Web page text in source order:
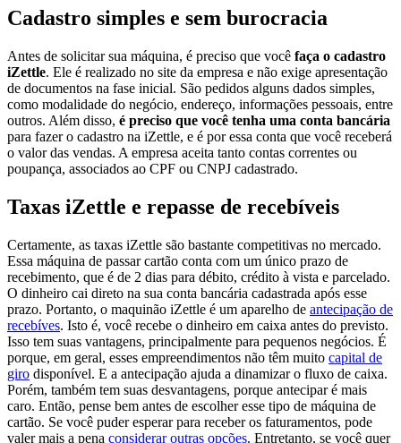
Cadastro simples e sem burocracia
Antes de solicitar sua máquina, é preciso que você faça o cadastro
iZettle. Ele é realizado no site da empresa e não exige apresentação
de documentos na fase inicial. São pedidos alguns dados simples,
como modalidade do negócio, endereço, informações pessoais, entre
outros. Além disso, é preciso que você tenha uma conta bancária
para fazer o cadastro na iZettle, e é por essa conta que você receberá
o valor das vendas. A empresa aceita tanto contas correntes ou
poupança, associados ao CPF ou CNPJ cadastrado.
Taxas iZettle e repasse de recebíveis
Certamente, as taxas iZettle são bastante competitivas no mercado.
Essa máquina de passar cartão conta com um único prazo de
recebimento, que é de 2 dias para débito, crédito à vista e parcelado.
O dinheiro cai direto na sua conta bancária cadastrada após esse
prazo. Portanto, o maquinão iZettle é um aparelho de antecipação de
recebíves. Isto é, você recebe o dinheiro em caixa antes do previsto.
Isso tem suas vantagens, principalmente para pequenos negócios. É
porque, em geral, esses empreendimentos não têm muito capital de
giro disponível. E a antecipação ajuda a dinamizar o fluxo de caixa.
Porém, também tem suas desvantagens, porque antecipar é mais
caro. Então, pense bem antes de escolher esse tipo de máquina de
cartão. Se você puder esperar para receber os faturamentos, pode
valer mais a pena considerar outras opções. Entretanto, se você quer